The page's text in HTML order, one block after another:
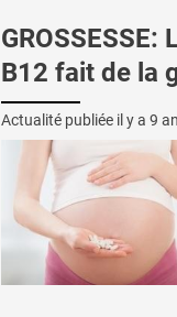
B12 fait de la
Actualité publiée il y a 9